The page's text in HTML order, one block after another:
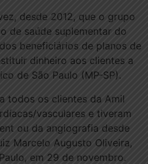
desde 2012, que o grupo
de saúde suplementar do
beneficiários de planos de
dinheiro aos clientes a
de São Paulo (MP-SP).
todos os clientes da Amil
vasculares e tiveram
ou da angiografia desde
Marcelo Augusto Oliveira,
em 29 de novembro.